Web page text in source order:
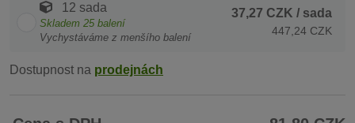
12 sada
Skladem 25 balení
Vychystáváme z menšího balení
37,27 CZK / sada
447,24 CZK
Dostupnost na prodejnách